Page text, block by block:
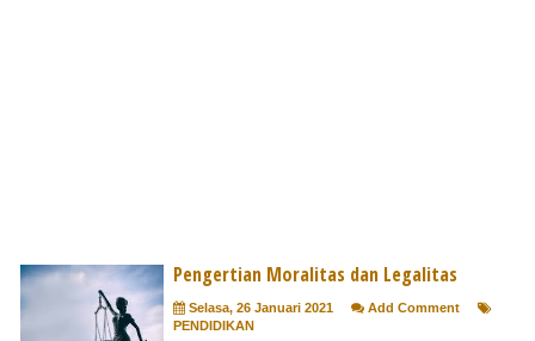
Pengertian Moralitas dan Legalitas
Selasa, 26 Januari 2021
Add Comment
PENDIDIKAN